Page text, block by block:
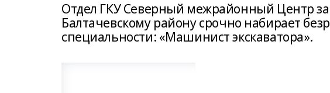
Отдел ГКУ Северный межрайонный Центр
Балтачевскому району срочно набирает
специальности: «Машинист экскаватора».